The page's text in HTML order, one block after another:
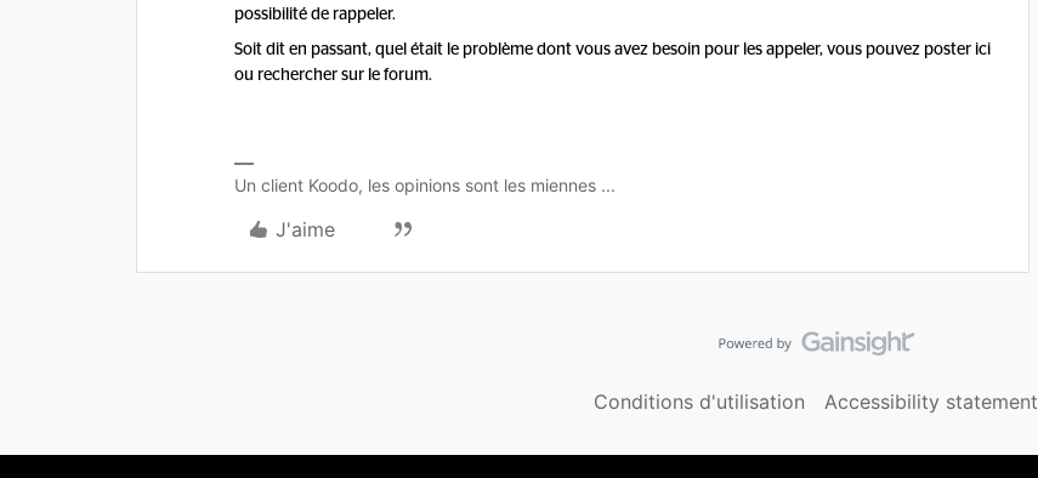
possibilité de rappeler.
Soit dit en passant, quel était le problème dont vous avez besoin pour les appeler, vous pouvez poster ici
ou rechercher sur le forum.
Un client Koodo, les opinions sont les miennes ...
J'aime
Conditions d'utilisation Accessibility statement